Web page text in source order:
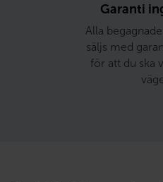
Garanti
Alla
säljs med
för att du ska